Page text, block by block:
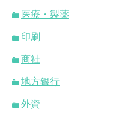
医療・製薬
印刷
商社
地方銀行
外資